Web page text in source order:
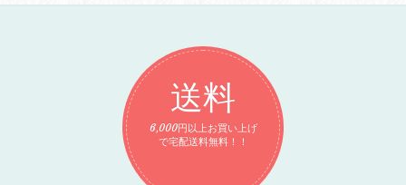
送料
6,000円以上お買い上げ
で宅配送料無料！！